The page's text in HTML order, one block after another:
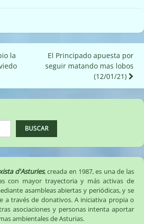
la
El Principado apuesta por
seguir matando mas lobos
(12/01/21)
BUSCAR
d'Asturies, creada en 1987, es una de las
con mayor trayectoria y más activas de
asambleas abiertas y periódicas, y se
a través de donativos. A iniciativa propia o
asociaciones y personas intenta aportar
ambientales de Asturias.